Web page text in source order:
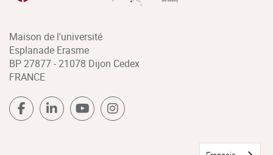
Maison de l'université
Esplanade Erasme
BP 27877 - 21078 Dijon Cedex
FRANCE